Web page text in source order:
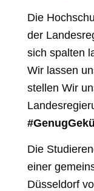
Die
der
sich spalten
Wir lassen
stellen Wir
Die
einer
Düsseldorf